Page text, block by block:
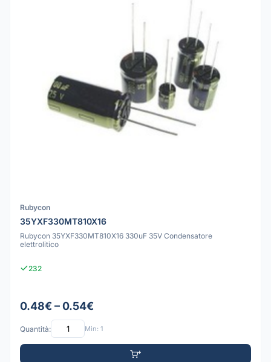
Rubycon
35YXF330MT810X16
Rubycon 35YXF330MT810X16 330uF 35V Condensatore
elettrolitico
232
0.48€ – 0.54€
Quantità: Min: 1